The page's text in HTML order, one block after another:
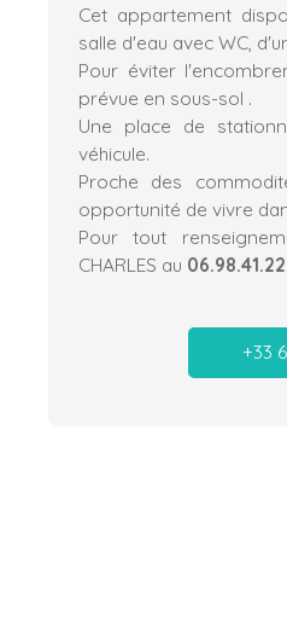
Cet appartement
salle d'eau avec WC,
Pour éviter
prévue en sous-sol .
Une place de
véhicule.
Proche des
opportunité de vivre
Pour tout
CHARLES au
+33